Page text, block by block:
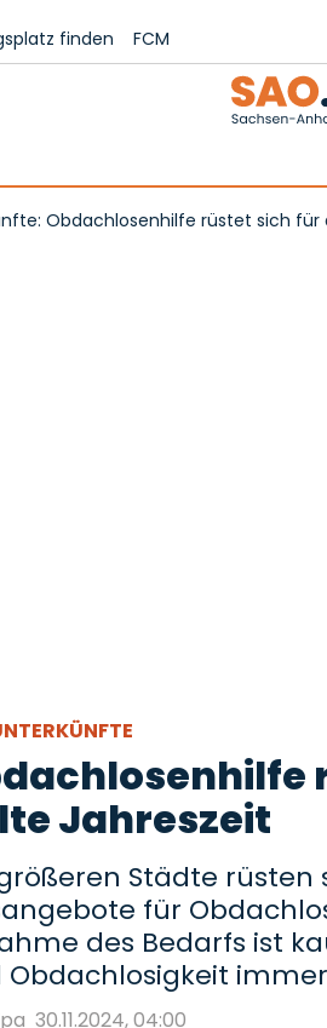
finden FCM
Obdachlosenhilfe rüstet sich für
Jahreszeit
Städte rüsten
für
des Bedarfs ist
Obdachlosigkeit
30.11.2024, 04:00